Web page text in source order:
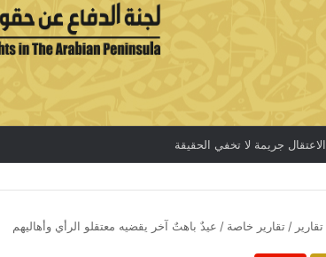
الاعتقال جريمة لا تخفي الحقيقة
تقارير / تقارير خاصة / عيدٌ باهتٌ آخر يقضيه معتقلو الرأي وأهاليهم